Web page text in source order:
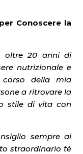
Conoscere la
oltre 20 anni di
nutrizionale e
corso della mia
a ritrovare la
stile di vita con
sempre ai
straordinario tè